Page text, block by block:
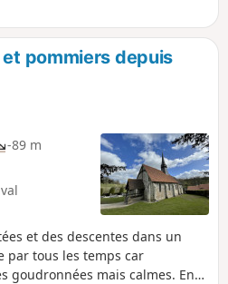
pommiers depuis
-89 m
et des descentes dans un
par tous les temps car
goudronnées mais calmes. En